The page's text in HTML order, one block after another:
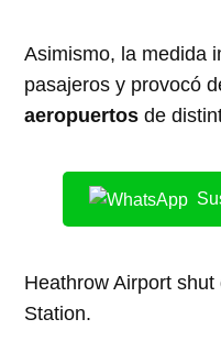
Asimismo, la medida
pasajeros y provocó
aeropuertosde
Heathrow Airport
Station.